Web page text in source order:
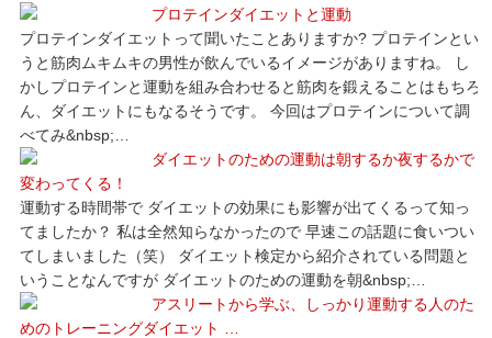
プロテインダイエットと運動
プロテインダイエットって聞いたことありますか? プロテインとい
うと筋肉ムキムキの男性が飲んでいるイメージがありますね。 し
かしプロテインと運動を組み合わせると筋肉を鍛えることはもちろ
ん、ダイエットにもなるそうです。 今回はプロテインについて調
べてみ&nbsp;…
ダイエットのための運動は朝するか夜するかで
変わってくる！
運動する時間帯で ダイエットの効果にも影響が出てくるって知っ
てましたか？ 私は全然知らなかったので 早速この話題に食いつい
てしまいました（笑） ダイエット検定から紹介されている問題と
いうことなんですが ダイエットのための運動を朝&nbsp;…
アスリートから学ぶ、しっかり運動する人のた
めのトレーニングダイエット …